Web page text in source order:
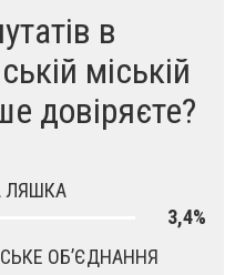
в
міській
довіряєте?
ЛЯШКА
3,4%
ОБ’ЄДНАННЯ